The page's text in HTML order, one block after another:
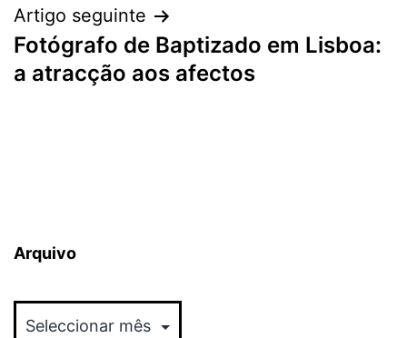
Artigo seguinte
Fotógrafo de Baptizado em Lisboa:
a atracção aos afectos
Arquivo